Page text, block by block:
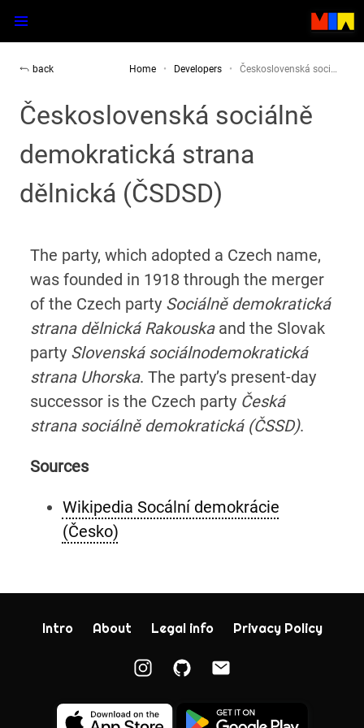
back Home Developers Československá soci…
Československá sociálně
demokratická strana
dělnická (ČSDSD)
The party, which adopted a Czech name,
was founded in 1918 through the merger
of the Czech party Sociálně demokratická
strana dělnická Rakouskaand the Slovak
party Slovenská sociálnodemokratická
strana Uhorska. The party’s present-day
successor is the Czech party Česká
strana sociálně demokratická (ČSSD).
Sources
Wikipedia Socální demokrácie
(Česko)
Intro About Legal info Privacy Policy